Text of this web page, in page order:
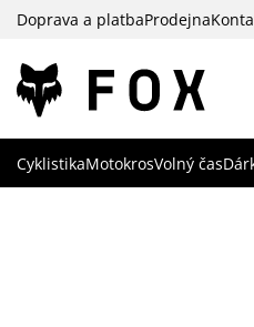
Doprava a platbaProdejna
CyklistikaMotokrosVolný čas